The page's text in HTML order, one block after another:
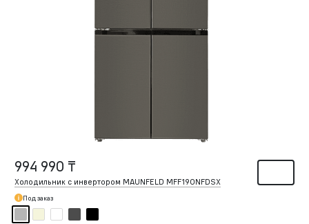
994 990 ₸
Холодильник с инвертором MAUNFELD MFF190NFDSX
Под заказ